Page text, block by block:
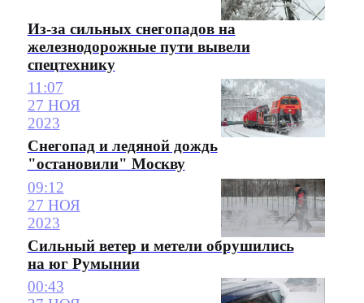
Из-за сильных снегопадов на
железнодорожные пути вывели
спецтехнику
11:07
27 НОЯ
2023
Снегопад и ледяной дождь
"остановили" Москву
09:12
27 НОЯ
2023
Сильный ветер и метели обрушились
на юг Румынии
00:43